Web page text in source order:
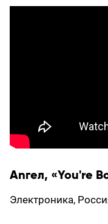
Аnгел, «You're
Электроника,